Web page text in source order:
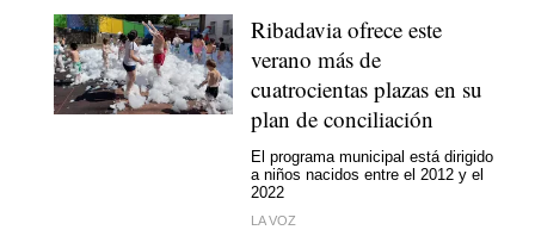
Ribadavia ofrece este
verano más de
cuatrocientas plazas en su
plan de conciliación
El programa municipal está dirigido
a niños nacidos entre el 2012 y el
2022
LA VOZ